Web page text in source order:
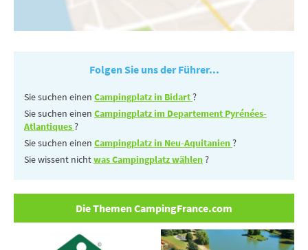
Folgen Sie uns der Führer...
Sie suchen einen Campingplatz in Bidart?
Sie suchen einen Campingplatz im Departement Pyrénées-
Atlantiques?
Sie suchen einen Campingplatz in Neu-Aquitanien?
Sie wissent nichtwas Campingplatz wählen?
Die Themen CampingFrance.com